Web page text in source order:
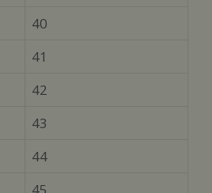
40
41
42
43
44